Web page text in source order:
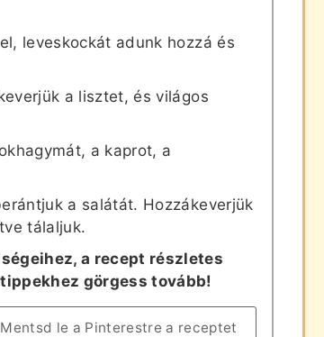
leveskockát adunk hozzá és
a lisztet, és világos
a kaprot, a
a salátát. Hozzákeverjük
tálaljuk.
a recept részletes
görgess tovább!
Mentsd le a Pinterestre a receptet